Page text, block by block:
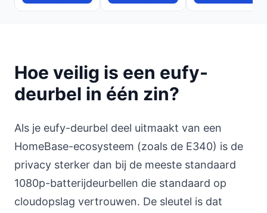
Hoe veilig is een eufy-
deurbel in één zin?
Als je eufy-deurbel deel uitmaakt van een
HomeBase-ecosysteem (zoals de E340) is de
privacy sterker dan bij de meeste standaard
1080p-batterijdeurbellen die standaard op
cloudopslag vertrouwen. De sleutel is dat